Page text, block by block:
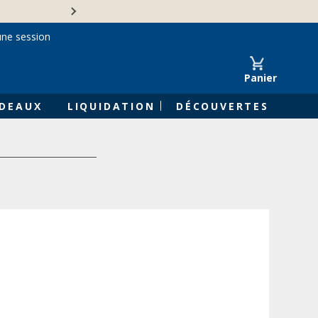
Panier
LIQUIDATION DÉCOUVERTES
session